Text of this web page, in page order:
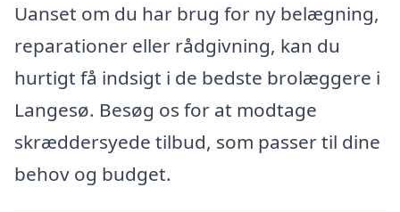
Uanset om du har brug for ny belægning,
reparationer eller rådgivning, kan du
hurtigt få indsigt i de bedste brolæggere i
Langesø. Besøg os for at modtage
skræddersyede tilbud, som passer til dine
behov og budget.